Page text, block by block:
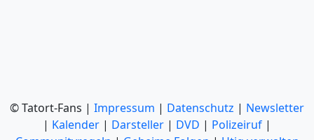
© Tatort-Fans | Impressum | Datenschutz | Newsletter
| Kalender | Darsteller | DVD | Polizeiruf |